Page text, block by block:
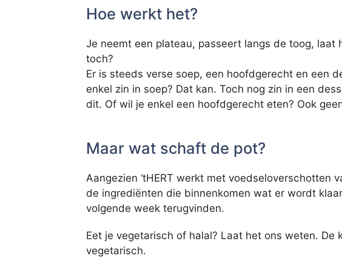
Hoe werkt het?
Je neemt een plateau, passeert langs de toog,
toch?
Er is steeds verse soep, een hoofdgerecht en een
enkel zin in soep? Dat kan. Toch nog zin in een
dit. Of wil je enkel een hoofdgerecht eten? Ook
Maar wat schaft de pot?
Aangezien ‘tHERT werkt met voedseloverschotten
de ingrediënten die binnenkomen wat er wordt
volgende week terugvinden.
Eet je vegetarisch of halal? Laat het ons weten.
vegetarisch.